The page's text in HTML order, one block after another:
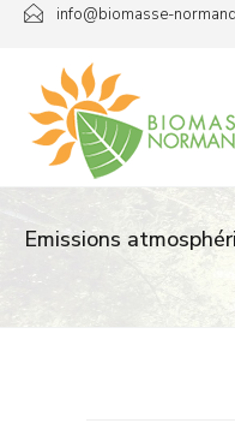
Passer
contenu
info@biomasse-
Emissions